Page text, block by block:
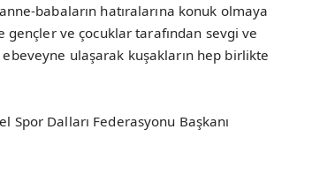
babaların hatıralarına konuk olmaya
ve çocuklar tarafından sevgi ve
ulaşarak kuşakların hep birlikte
Dalları Federasyonu Başkanı